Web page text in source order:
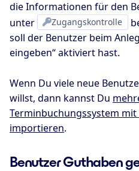
die Informationen für den
unter
Zugangskontrolle
soll der Benutzer beim
eingeben“ aktiviert hast.
Wenn Du viele neue
willst, dann kannst Du
Terminbuchungssystem mit
importieren.
Benutzer Guthaben